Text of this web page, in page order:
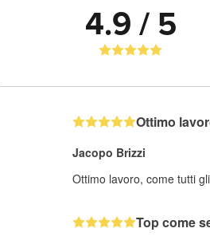
4.9 / 5
Ottimo
Jacopo Brizzi
Ottimo lavoro, come tutti
Top come